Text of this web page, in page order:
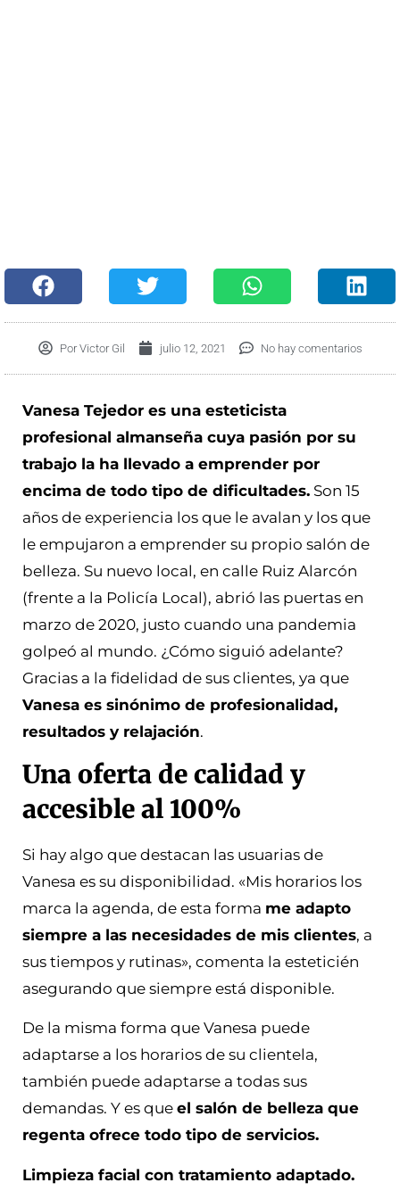
PorVictor Gil julio 12, 2021 No hay comentarios
Vanesa Tejedor es una esteticista
profesional almanseña cuya pasión por su
trabajo la ha llevado a emprender por
encima de todo tipo de dificultades. Son 15
años de experiencia los que le avalan y los que
le empujaron a emprender su propio salón de
belleza. Su nuevo local, en calle Ruiz Alarcón
(frente a la Policía Local), abrió las puertas en
marzo de 2020, justo cuando una pandemia
golpeó al mundo. ¿Cómo siguió adelante?
Gracias a la fidelidad de sus clientes, ya que
Vanesa es sinónimo de profesionalidad,
resultados y relajación.
Una oferta de calidad y
accesible al 100%
Si hay algo que destacan las usuarias de
Vanesa es su disponibilidad. «Mis horarios los
marca la agenda, de esta forma me adapto
siempre a las necesidades de mis clientes, a
sus tiempos y rutinas», comenta la esteticién
asegurando que siempre está disponible.
De la misma forma que Vanesa puede
adaptarse a los horarios de su clientela,
también puede adaptarse a todas sus
demandas. Y es que el salón de belleza que
regenta ofrece todo tipo de servicios.
Limpieza facial con tratamiento adaptado.